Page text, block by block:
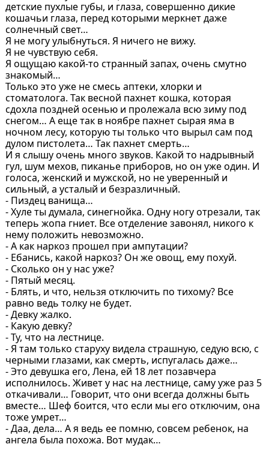
детские пухлые губы, и глаза, совершенно дикие
кошачьи глаза, перед которыми меркнет даже
солнечный свет…
Я не могу улыбнуться. Я ничего не вижу.
Я не чувствую себя.
Я ощущаю какой-то странный запах, очень смутно
знакомый…
Только это уже не смесь аптеки, хлорки и
стоматолога. Так весной пахнет кошка, которая
сдохла поздней осенью и пролежала всю зиму под
снегом… А еще так в ноябре пахнет сырая яма в
ночном лесу, которую ты только что вырыл сам под
дулом пистолета… Так пахнет смерть…
И я слышу очень много звуков. Какой то надрывный
гул, шум мехов, пиканье приборов, но он уже один. И
голоса, женский и мужской, но не уверенный и
сильный, а усталый и безразличный.
- Пиздец ванища…
- Хуле ты думала, синегнойка. Одну ногу отрезали, так
теперь жопа гниет. Все отделение завонял, никого к
нему положить невозможно.
- А как наркоз прошел при ампутации?
- Ебанись, какой наркоз? Он же овощ, ему похуй.
- Сколько он у нас уже?
- Пятый месяц.
- Блять, и что, нельзя отключить по тихому? Все
равно ведь толку не будет.
- Девку жалко.
- Какую девку?
- Ту, что на лестнице.
- Я там только старуху видела страшную, седую всю, с
черными глазами, как смерть, испугалась даже…
- Это девушка его, Лена, ей 18 лет позавчера
исполнилось. Живет у нас на лестнице, саму уже раз 5
откачивали… Говорит, что они всегда должны быть
вместе… Шеф боится, что если мы его отключим, она
тоже умрет…
- Даа, дела… А я ведь ее помню, совсем ребенок, на
ангела была похожа. Вот мудак…